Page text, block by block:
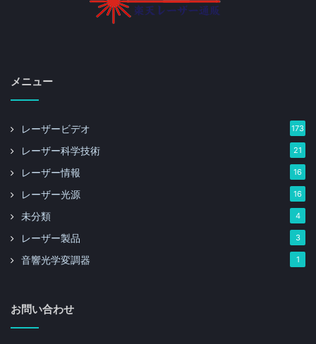
メニュー
レーザービデオ 173
レーザー科学技術 21
レーザー情報 16
レーザー光源 16
未分類 4
レーザー製品 3
音響光学変調器 1
お問い合わせ